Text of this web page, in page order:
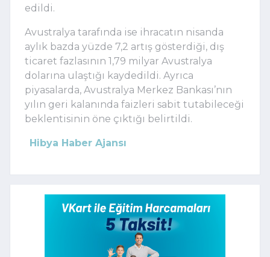
edildi.
Avustralya tarafında ise ihracatın nisanda
aylık bazda yüzde 7,2 artış gösterdiği, dış
ticaret fazlasının 1,79 milyar Avustralya
dolarına ulaştığı kaydedildi. Ayrıca
piyasalarda, Avustralya Merkez Bankası’nın
yılın geri kalanında faizleri sabit tutabileceği
beklentisinin öne çıktığı belirtildi.
Hibya Haber Ajansı